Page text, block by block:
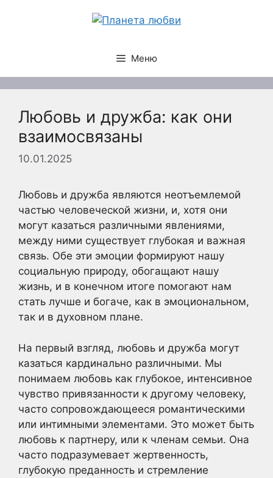
Меню
Любовь и дружба: как они
взаимосвязаны
10.01.2025
Любовь и дружба являются неотъемлемой
частью человеческой жизни, и, хотя они
могут казаться различными явлениями,
между ними существует глубокая и важная
связь. Обе эти эмоции формируют нашу
социальную природу, обогащают нашу
жизнь, и в конечном итоге помогают нам
стать лучше и богаче, как в эмоциональном,
так и в духовном плане.
На первый взгляд, любовь и дружба могут
казаться кардинально различными. Мы
понимаем любовь как глубокое, интенсивное
чувство привязанности к другому человеку,
часто сопровождающееся романтическими
или интимными элементами. Это может быть
любовь к партнеру, или к членам семьи. Она
часто подразумевает жертвенность,
глубокую преданность и стремление